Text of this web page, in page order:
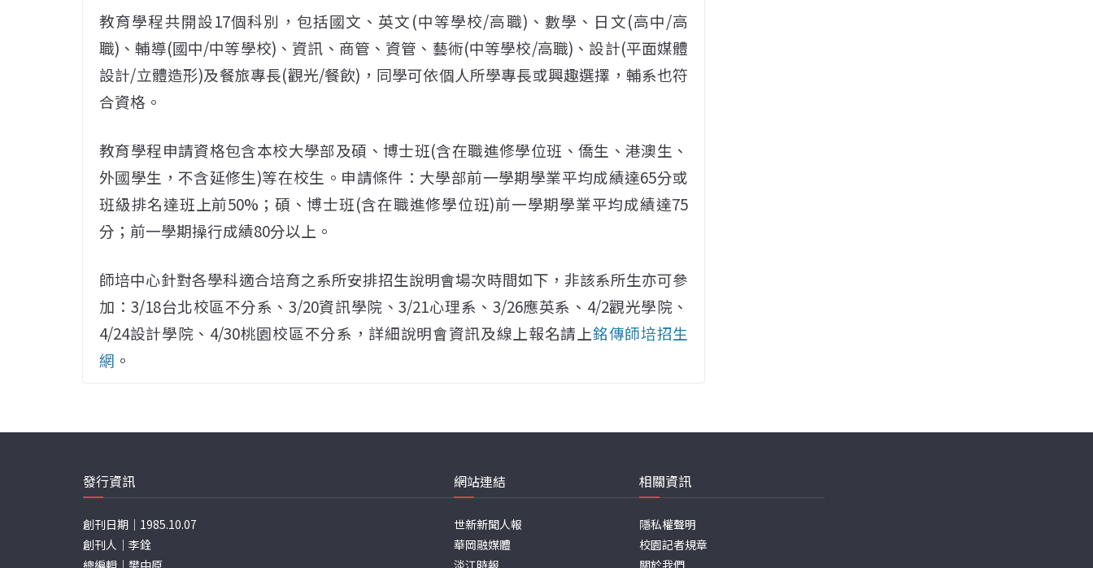
教育學程共開設17個科別，包括國文、英文(中等學校/高職)、數學、日文(高中/高
職)、輔導(國中/中等學校)、資訊、商管、資管、藝術(中等學校/高職)、設計(平面媒體
設計/立體造形)及餐旅專長(觀光/餐飲)，同學可依個人所學專長或興趣選擇，輔系也符
合資格。
教育學程申請資格包含本校大學部及碩、博士班(含在職進修學位班、僑生、港澳生、
外國學生，不含延修生)等在校生。申請條件：大學部前一學期學業平均成績達65分或
班級排名達班上前50%；碩、博士班(含在職進修學位班)前一學期學業平均成績達75
分；前一學期操行成績80分以上。
師培中心針對各學科適合培育之系所安排招生說明會場次時間如下，非該系所生亦可參
加：3/18台北校區不分系、3/20資訊學院、3/21心理系、3/26應英系、4/2觀光學院、
4/24設計學院、4/30桃園校區不分系，詳細說明會資訊及線上報名請上銘傳師培招生
網 。
發行資訊
創刊日期｜1985.10.07
創刊人｜李銓
網站連結
世新新聞人報
華岡融媒體
相關資訊
隱私權聲明
校園記者規章